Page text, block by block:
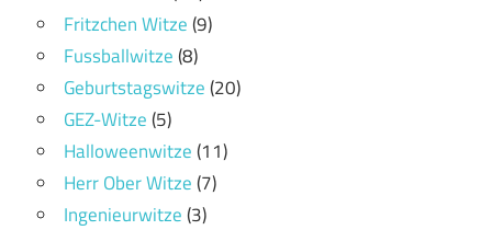
Fritzchen Witze(9)
Fussballwitze(8)
Geburtstagswitze(20)
GEZ-Witze(5)
Halloweenwitze(11)
Herr Ober Witze(7)
Ingenieurwitze(3)